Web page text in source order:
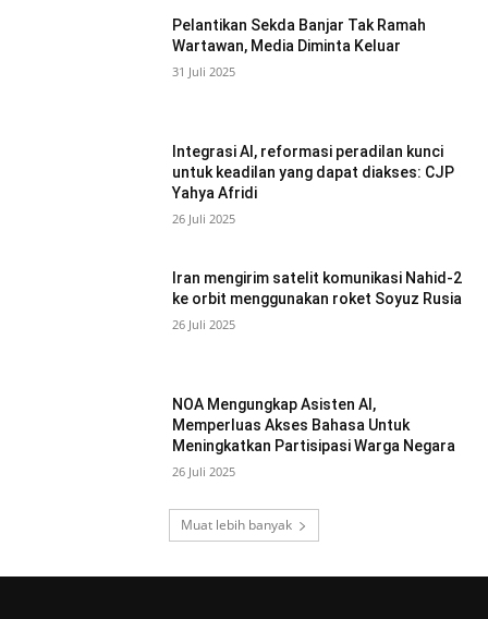
Pelantikan Sekda Banjar Tak Ramah
Wartawan, Media Diminta Keluar
31 Juli 2025
Integrasi AI, reformasi peradilan kunci
untuk keadilan yang dapat diakses: CJP
Yahya Afridi
26 Juli 2025
Iran mengirim satelit komunikasi Nahid-2
ke orbit menggunakan roket Soyuz Rusia
26 Juli 2025
NOA Mengungkap Asisten AI,
Memperluas Akses Bahasa Untuk
Meningkatkan Partisipasi Warga Negara
26 Juli 2025
Muat lebih banyak